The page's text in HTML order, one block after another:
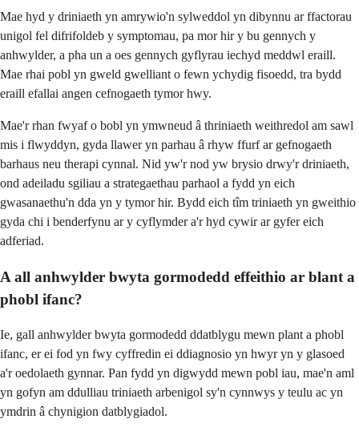
Mae hyd y driniaeth yn amrywio'n sylweddol yn dibynnu ar ffactorau
unigol fel difrifoldeb y symptomau, pa mor hir y bu gennych y
anhwylder, a pha un a oes gennych gyflyrau iechyd meddwl eraill.
Mae rhai pobl yn gweld gwelliant o fewn ychydig fisoedd, tra bydd
eraill efallai angen cefnogaeth tymor hwy.
Mae'r rhan fwyaf o bobl yn ymwneud â thriniaeth weithredol am sawl
mis i flwyddyn, gyda llawer yn parhau â rhyw ffurf ar gefnogaeth
barhaus neu therapi cynnal. Nid yw'r nod yw brysio drwy'r driniaeth,
ond adeiladu sgiliau a strategaethau parhaol a fydd yn eich
gwasanaethu'n dda yn y tymor hir. Bydd eich tîm triniaeth yn gweithio
gyda chi i benderfynu ar y cyflymder a'r hyd cywir ar gyfer eich
adferiad.
A all anhwylder bwyta gormodedd effeithio ar blant a
phobl ifanc?
Ie, gall anhwylder bwyta gormodedd ddatblygu mewn plant a phobl
ifanc, er ei fod yn fwy cyffredin ei ddiagnosio yn hwyr yn y glasoed
a'r oedolaeth gynnar. Pan fydd yn digwydd mewn pobl iau, mae'n aml
yn gofyn am ddulliau triniaeth arbenigol sy'n cynnwys y teulu ac yn
ymdrin â chynigion datblygiadol.